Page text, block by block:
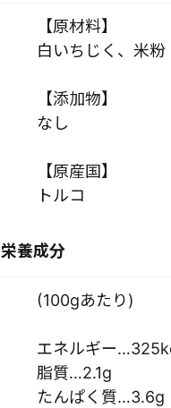
【原材料】
白いちじく、米粉
【添加物】
なし
【原産国】
トルコ
栄養成分
(100gあたり)
エネルギー
脂質…2.1g
たんぱく質…3.6g